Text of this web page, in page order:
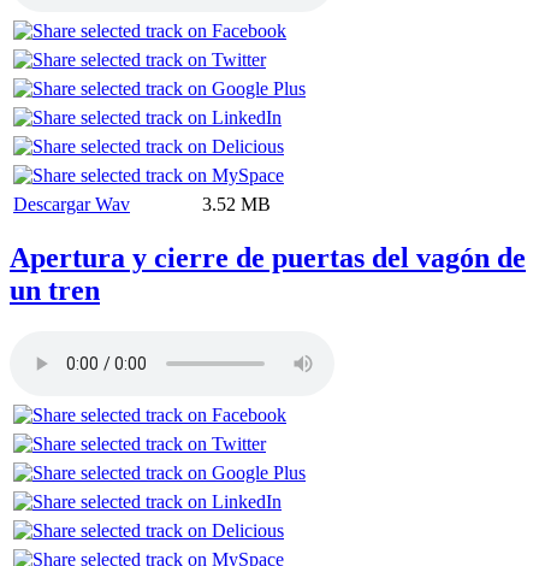
Descargar Wav 3.52 MB
Apertura y cierre de puertas del vagón de
un tren